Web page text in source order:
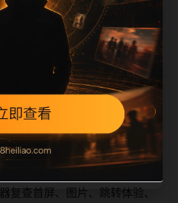
，确保页面既能被搜索引擎理
连续更新时避免重复标题和重
键词、不同栏目词和不同问题
入口，方便后续专题自动归
复查首屏、图片、跳转体验、